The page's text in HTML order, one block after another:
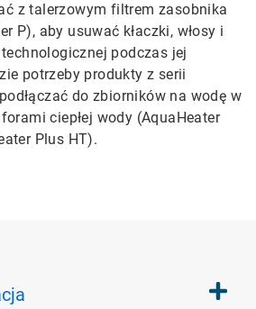
z talerzowym filtrem zasobnika
P), aby usuwać kłaczki, włosy i
podczas jej
potrzeby produkty z serii
do zbiorników na wodę w
ciepłej wody (AquaHeater
Plus HT).